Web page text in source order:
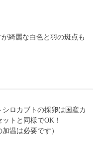
綺麗な白色と羽の斑点も
シロカブトの採卵は国産カ
ットと同様でOK！
加温は必要です）